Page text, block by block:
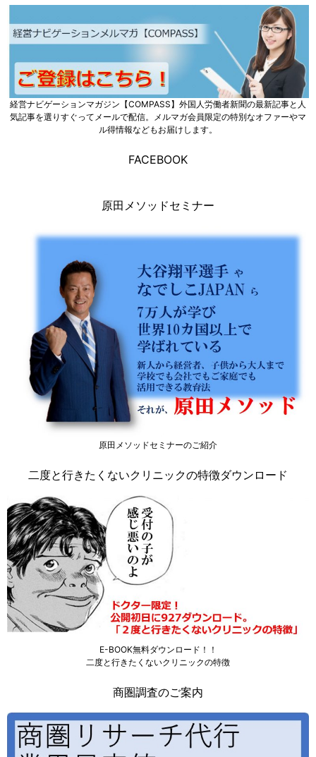
経営ナビゲーションマガジン【COMPASS】外国人労働者新聞の最新記事と人
気記事を選りすぐってメールで配信。メルマガ会員限定の特別なオファーやマ
ル得情報などもお届けします。
FACEBOOK
原田メソッドセミナー
原田メソッドセミナーのご紹介
二度と行きたくないクリニックの特徴ダウンロード
E-BOOK無料ダウンロード！！
二度と行きたくないクリニックの特徴
商圏調査のご案内